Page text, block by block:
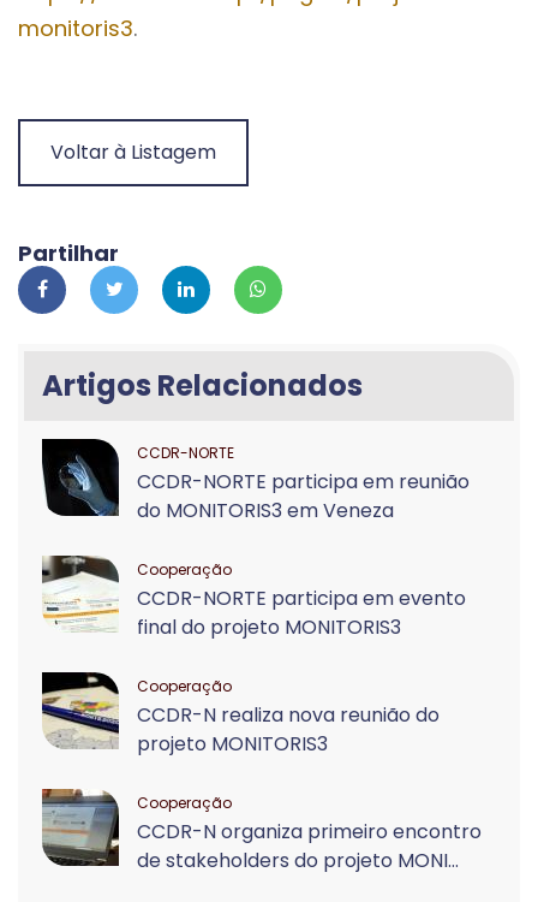
monitoris3.
Voltar à Listagem
Partilhar
Artigos Relacionados
CCDR-NORTE
CCDR-NORTE participa em reunião
do MONITORIS3 em Veneza
Cooperação
CCDR-NORTE participa em evento
final do projeto MONITORIS3
Cooperação
CCDR-N realiza nova reunião do
projeto MONITORIS3
Cooperação
CCDR-N organiza primeiro encontro
de stakeholders do projeto MONI...